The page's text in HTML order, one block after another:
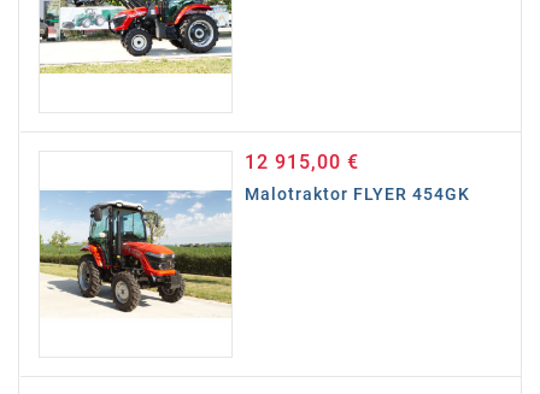
12 915,00 €Cena
Malotraktor FLYER 454GK